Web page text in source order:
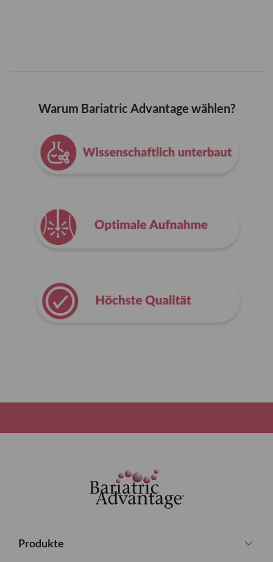
Warum Bariatric Advantage wählen?
Produkte